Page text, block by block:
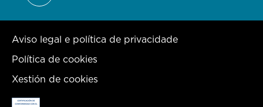
Aviso legal e política de privacidade
Política de cookies
Xestión de cookies